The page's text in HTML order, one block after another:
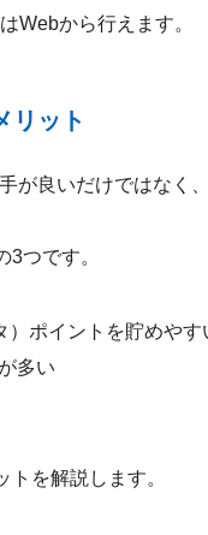
Webから行えます。
リット
が良いだけではなく
3つです。
ポイントを貯めやす
多い
トを解説します。